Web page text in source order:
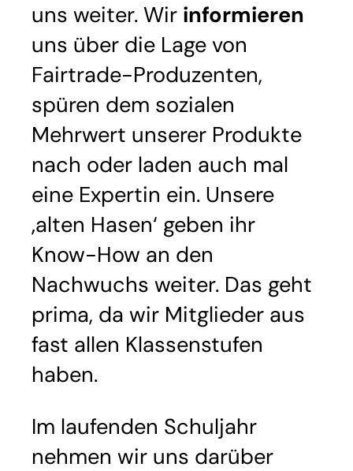
uns weiter. Wir informieren
uns über die Lage von
Fairtrade-Produzenten,
spüren dem sozialen
Mehrwert unserer Produkte
nach oder laden auch mal
eine Expertin ein. Unsere
‚alten Hasen‘ geben ihr
Know-How an den
Nachwuchs weiter. Das geht
prima, da wir Mitglieder aus
fast allen Klassenstufen
haben.
Im laufenden Schuljahr
nehmen wir uns darüber